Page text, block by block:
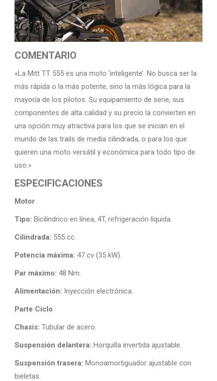
COMENTARIO
«La Mitt TT 555 es una moto ‘inteligente’. No busca ser la
más rápida o la más potente, sino la más lógica para la
mayoría de los pilotos. Su equipamiento de serie, sus
componentes de alta calidad y su precio la convierten en
una opción muy atractiva para los que se inician en el
mundo de las trails de media cilindrada, o para los que
quieren una moto versátil y económica para todo tipo de
uso.»
ESPECIFICACIONES
Motor
Tipo: Bicilíndrico en línea, 4T, refrigeración líquida.
Cilindrada: 555 cc.
Potencia máxima: 47 cv (35 kW).
Par máximo: 48 Nm.
Alimentación: Inyección electrónica.
Parte Ciclo
Chasis: Tubular de acero.
Suspensión delantera: Horquilla invertida ajustable.
Suspensión trasera: Monoamortiguador ajustable con
bieletas.